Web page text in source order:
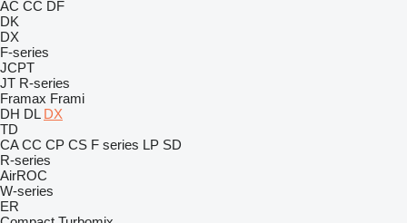
AC CC DF
DK
DX
F-series
JCPT
JT R-series
Framax Frami
DH DL DX
TD
CA CC CP CS F series LP SD
R-series
AirROC
W-series
ER